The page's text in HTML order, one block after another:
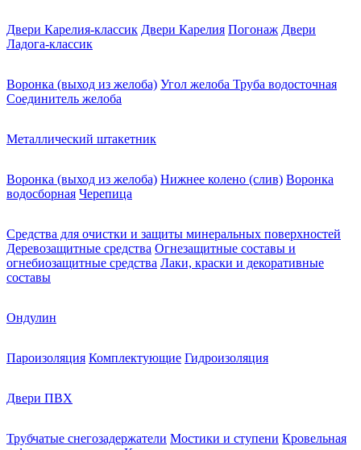
Двери Карелия-классик Двери Карелия Погонаж Двери
Ладога-классик
Воронка (выход из желоба) Угол желоба Труба водосточная
Соединитель желоба
Металлический штакетник
Воронка (выход из желоба) Нижнее колено (слив) Воронка
водосборная Черепица
Средства для очистки и защиты минеральных поверхностей
Деревозащитные средства Огнезащитные составы и
огнебиозащитные средства Лаки, краски и декоративные
составы
Ондулин
Пароизоляция Комплектующие Гидроизоляция
Двери ПВХ
Трубчатые снегозадержатели Мостики и ступени Кровельная